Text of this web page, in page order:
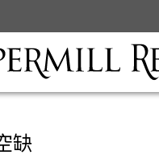
缺